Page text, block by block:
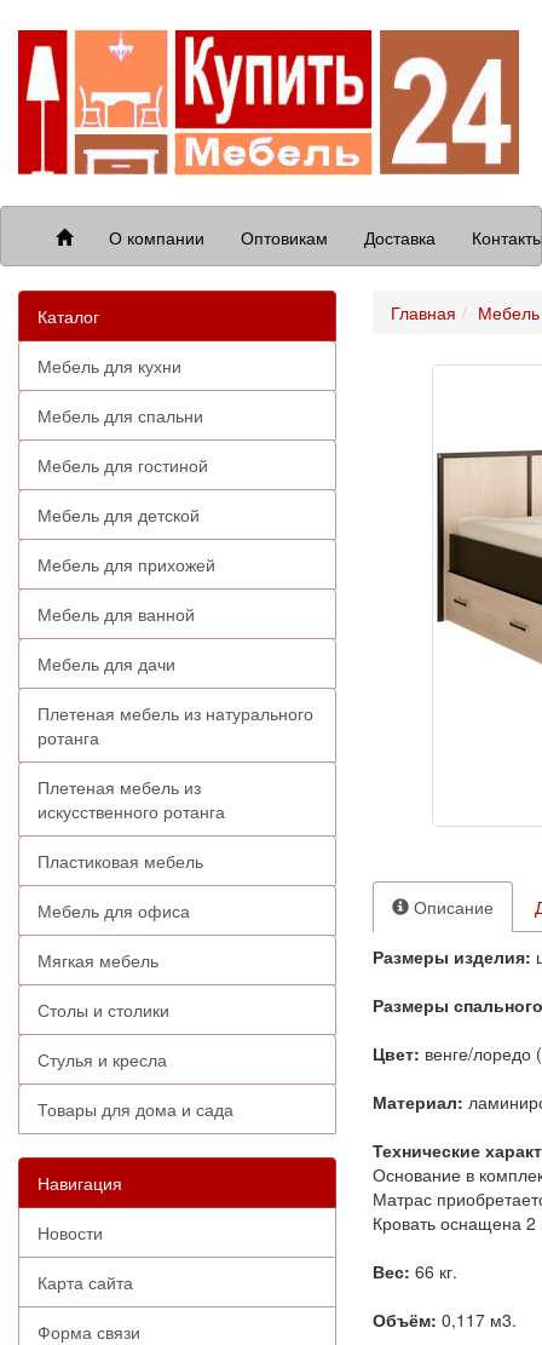
О компании Оптовикам Доставка
Каталог
Мебель для кухни
Мебель для спальни
Мебель для гостиной
Мебель для детской
Мебель для прихожей
Мебель для ванной
Мебель для дачи
Плетеная мебель из натурального
ротанга
Плетеная мебель из
искусственного ротанга
Пластиковая мебель
Мебель для офиса
Мягкая мебель
Столы и столики
Стулья и кресла
Товары для дома и сада
Навигация
Новости
Карта сайта
Форма связи
Главная Мебель
Описание
Размеры изделия:
Размеры
Цвет: венге/лоредо
Материал:
Технические
Основание в
Матрас
Кровать оснащена
Вес: 66 кг.
Объём: 0,117 м3.